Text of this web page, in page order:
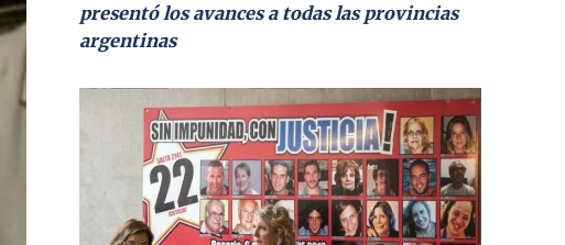
presentó los avances a todas las provincias
argentinas